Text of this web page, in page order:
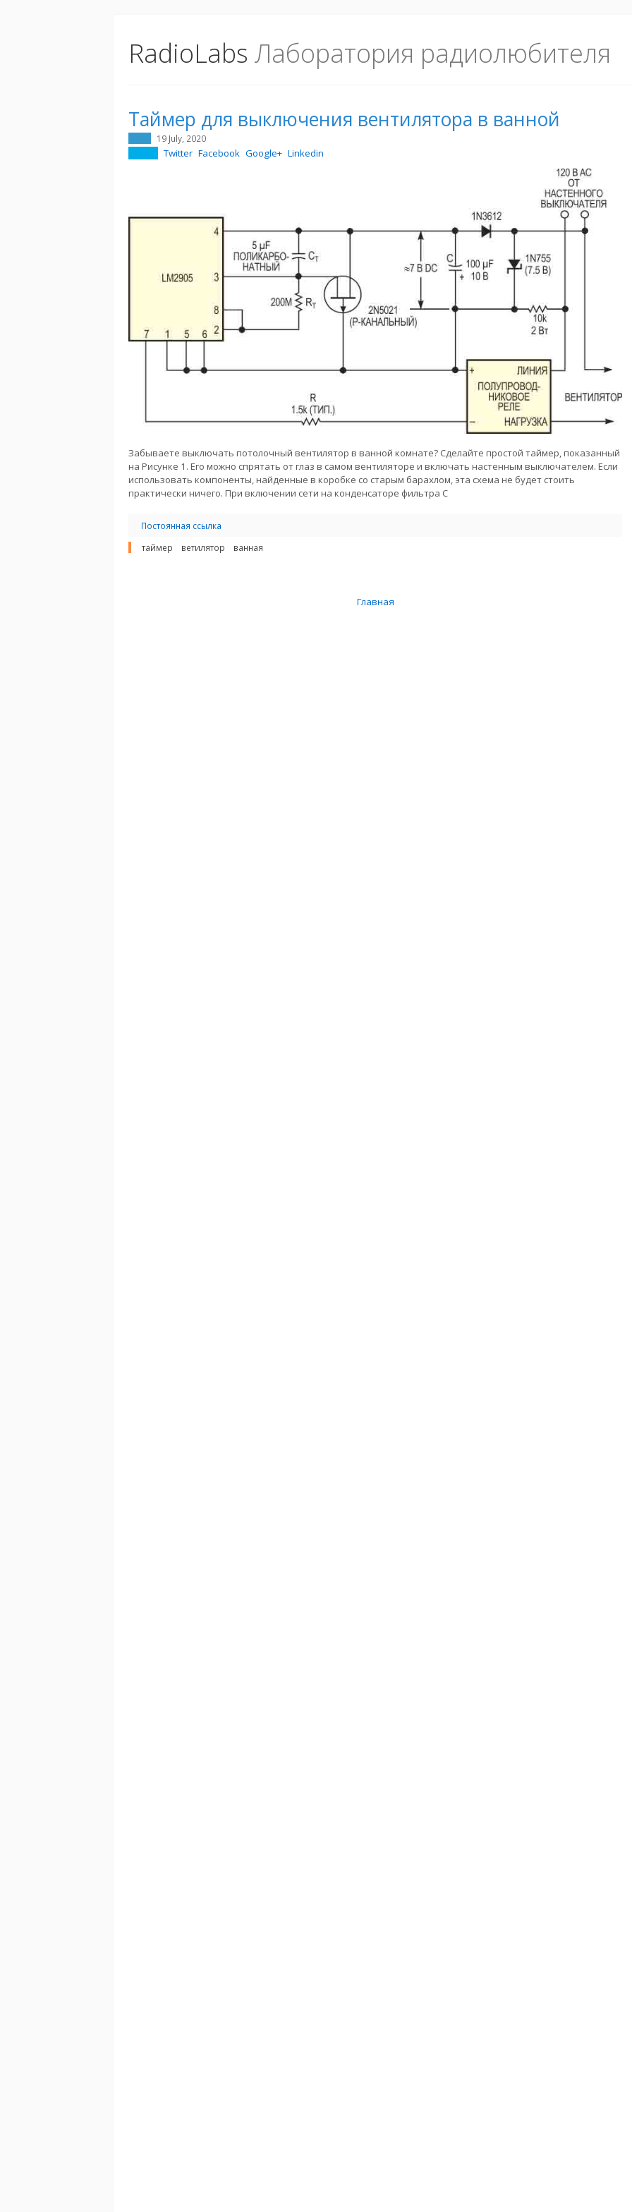
RadioLabs Лаборатория радиолюбителя
Таймер для выключения вентилятора в ванной
19 July, 2020
Twitter Facebook Google+ Linkedin
Забываете выключать потолочный вентилятор в ванной комнате? Сделайте простой таймер, показанный
на Рисунке 1. Его можно спрятать от глаз в самом вентиляторе и включать настенным выключателем. Если
использовать компоненты, найденные в коробке со старым барахлом, эта схема не будет стоить
практически ничего. При включении сети на конденсаторе фильтра C
Постоянная ссылка
таймер
ветилятор ванная
Главная